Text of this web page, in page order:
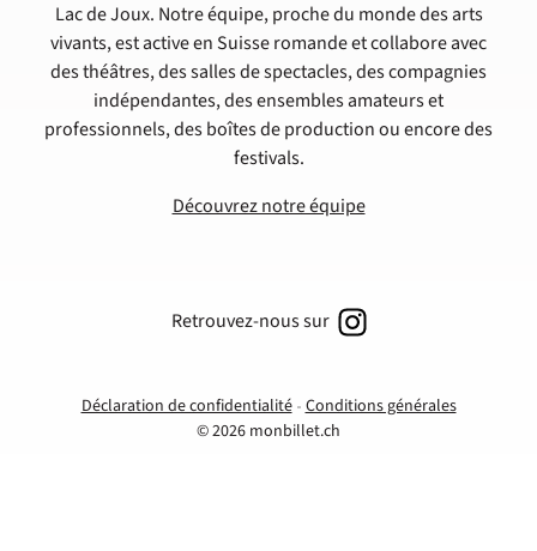
Lac de Joux. Notre équipe, proche du monde des arts
vivants, est active en Suisse romande et collabore avec
des théâtres, des salles de spectacles, des compagnies
indépendantes, des ensembles amateurs et
professionnels, des boîtes de production ou encore des
festivals.
Découvrez notre équipe
Déclaration de confidentialité Conditions générales
© 2026 monbillet.ch
Retrouvez-nous sur